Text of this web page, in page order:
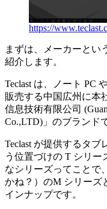
https://
まずは、メーカーとい
紹介します。
Teclast は、ノート PC
販売する中国広州に本
信息技術有限公司
Co.,LTD)」のブランド
Teclast が提供するタブ
う位置づけの T シリ
なシリーズってことで
かね？）のM シリーズ
インナップです。